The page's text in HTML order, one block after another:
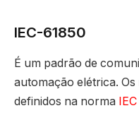
IEC-61850
É um padrão de
automação elétrica.
definidos na norma